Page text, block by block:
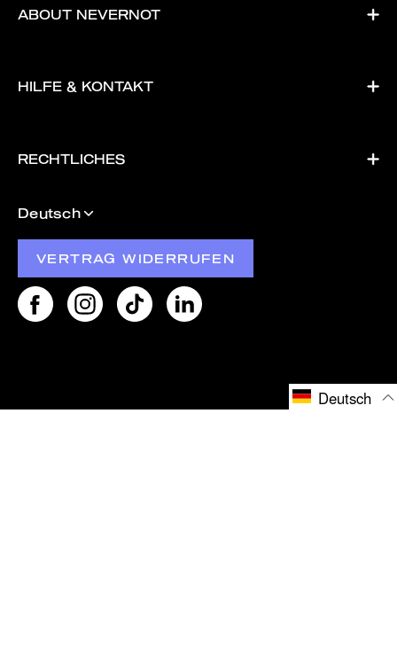
ABOUT NEVERNOT
HILFE & KONTAKT
RECHTLICHES
Sprache
Deutsch
VERTRAG WIDERRUFEN
Deutsch